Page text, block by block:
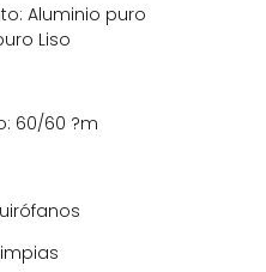
Aluminio puro
Liso
60/60 ?m